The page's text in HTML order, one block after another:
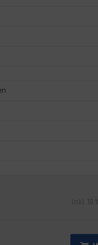
inkl. 19